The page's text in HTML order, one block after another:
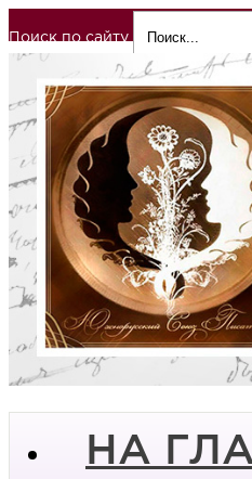
Поиск по сайту
НА